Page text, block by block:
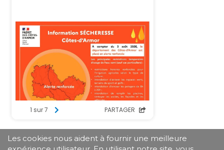
Les cookies nous aident à fournir une meilleure